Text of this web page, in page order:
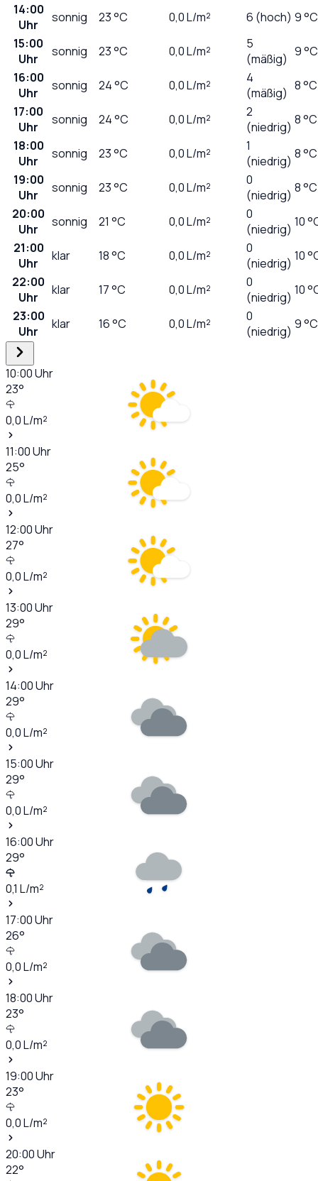
14:00
Uhr
sonnig 23°C 0,0L/m² 6 (hoch) 9 °C
15:00
Uhr
sonnig 23°C 0,0L/m²
5
(mäßig) 9 °C
16:00
Uhr
sonnig 24°C 0,0L/m²
4
(mäßig) 8 °C
17:00
Uhr
sonnig 24°C 0,0L/m²
2
(niedrig) 8 °C
18:00
Uhr
sonnig 23°C 0,0L/m²
1
(niedrig) 8 °C
19:00
Uhr
sonnig 23°C 0,0L/m²
0
(niedrig) 8 °C
20:00
Uhr
sonnig 21 °C 0,0L/m²
0
(niedrig) 10
21:00
Uhr
klar 18°C 0,0L/m²
0
(niedrig) 10
22:00
Uhr
klar 17°C 0,0L/m²
0
(niedrig) 10
23:00
Uhr
klar 16°C 0,0L/m²
0
(niedrig) 9 °C
10:00Uhr
23°
0,0L/m²
11:00Uhr
25°
0,0L/m²
12:00Uhr
27°
0,0L/m²
13:00Uhr
29°
0,0L/m²
14:00Uhr
29°
0,0L/m²
15:00Uhr
29°
0,0L/m²
16:00Uhr
29°
0,1 L/m²
17:00Uhr
26°
0,0L/m²
18:00Uhr
23°
0,0L/m²
19:00Uhr
23°
0,0L/m²
20:00Uhr
22°